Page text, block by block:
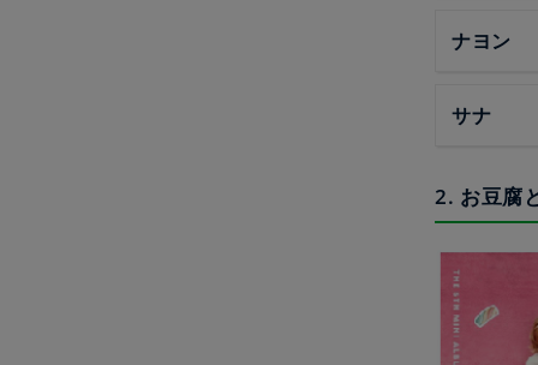
ナヨン
サナ
2. お豆腐